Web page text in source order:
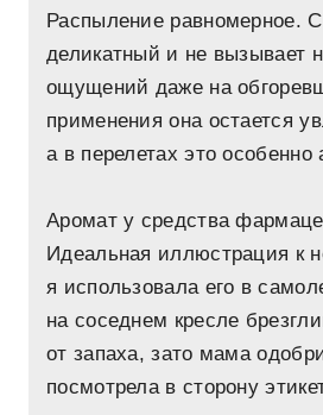
Распыление равномерное.
деликатный и не вызывает
ощущений даже на
применения она остается
а в перелетах это особенно
Аромат у средства
Идеальная иллюстрация к
я использовала его в
на соседнем кресле
от запаха, зато мама
посмотрела в сторону